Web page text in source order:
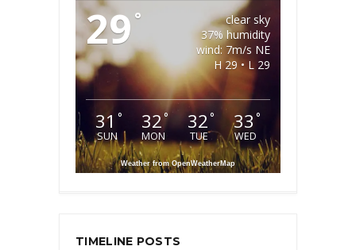
29 °
clear sky
37% humidity
wind: 7m/s NE
H 29 • L 29
31 °
SUN
32°
MON
32°
TUE
33 °
WED
Weather from OpenWeatherMap
TIMELINE POSTS